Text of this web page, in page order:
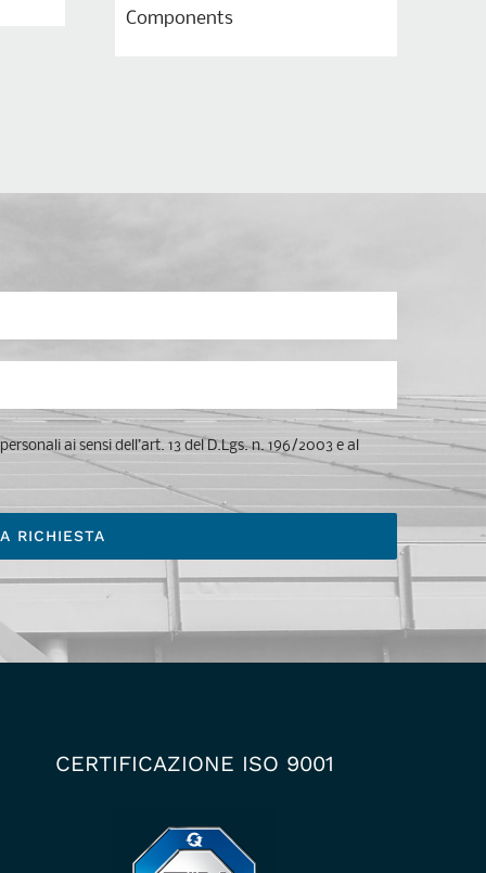
Components
ai sensi dell’art. 13 del D.Lgs. n. 196/2003 e al
CERTIFICAZIONE ISO 9001